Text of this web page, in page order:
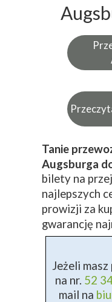
Tanie
Augsburga
bilety na
najlepszych
prowizji za
gwarancję
Jeżeli
na nr. 52
mail na